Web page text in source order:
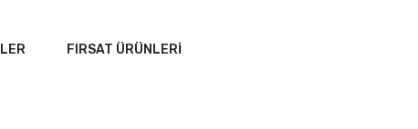
FIRSAT ÜRÜNLERI